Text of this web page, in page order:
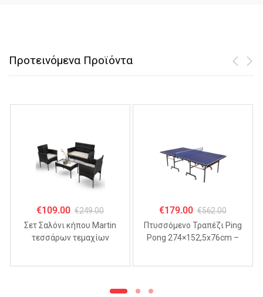
Προτεινόμενα Προϊόντα
€109.00 €249.00
Σετ Σαλόνι κήπου Martin
τεσσάρων τεμαχίων
€179.00 €562.00
Πτυσσόμενo Τραπέζι Ping
Pong 274×152,5x76cm –